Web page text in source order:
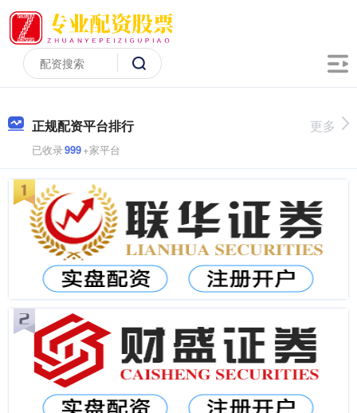
正规配资平台排行
已收录999+家平台
更多